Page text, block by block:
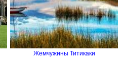
Жемчужины Титикаки